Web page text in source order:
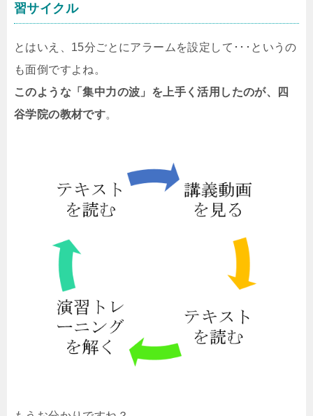
習サイクル
とはいえ、15分ごとにアラームを設定して･･･というの
も面倒ですよね。
このような「集中力の波」を上手く活用したのが、四
谷学院の教材です。